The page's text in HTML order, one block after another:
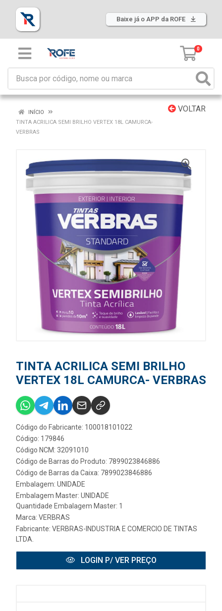
Baixe já o APP da ROFE
0
VOLTAR
INÍCIO
TINTA ACRILICA SEMI BRILHO VERTEX 18L CAMURCA-
VERBRAS
TINTA ACRILICA SEMI BRILHO
VERTEX 18L CAMURCA- VERBRAS
Código do Fabricante: 100018101022
Código: 179846
Código NCM: 32091010
Código de Barras do Produto: 7899023846886
Código de Barras da Caixa: 7899023846886
Embalagem: UNIDADE
Embalagem Master: UNIDADE
Quantidade Embalagem Master: 1
Marca: VERBRAS
Fabricante: VERBRAS-INDUSTRIA E COMERCIO DE TINTAS
LTDA.
LOGIN P/ VER PREÇO